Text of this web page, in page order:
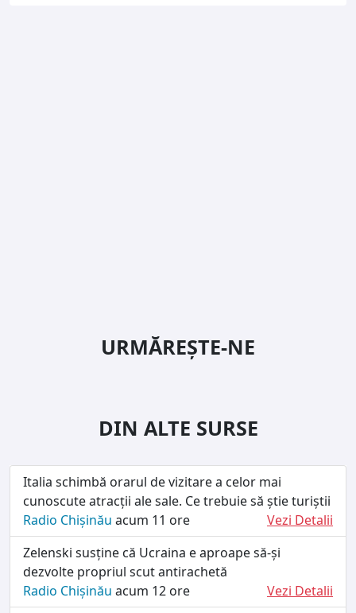
URMĂREȘTE-NE
DIN ALTE SURSE
Italia schimbă orarul de vizitare a celor mai
cunoscute atracții ale sale. Ce trebuie să știe turiștii
Radio Chișinău acum 11 ore
Vezi Detalii
Zelenski susține că Ucraina e aproape să-și
dezvolte propriul scut antirachetă
Radio Chișinău acum 12 ore
Vezi Detalii